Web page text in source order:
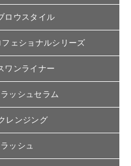
ロウスタイル
ェショナルシリーズ
ワンライナー
ッシュセラム
レンジング
ッシュ